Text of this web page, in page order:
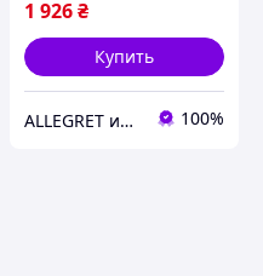
1 926₴
Купить
ALLEGRET интернет-магазин обуви 100%